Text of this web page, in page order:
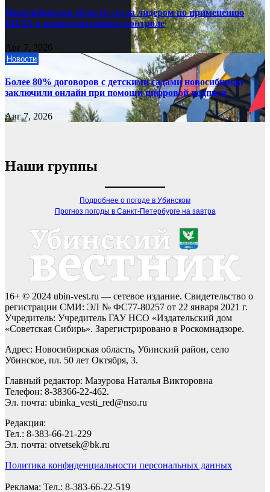
Новосибирская область стала лидером по применению
БПЛА в природоохранном контроле
Авг 7, 2026
Новости
Более 80% договоров с детскими садами новосибирцы
заключили онлайн при помощи цифровой подписи
Авг 7, 2026
Наши группы
Подробнее о погоде в Убинском
Прогноз погоды в Санкт-Петербурге на завтра
16+ © 2024 ubin-vest.ru — сетевое издание. Свидетельство о
регистрации СМИ: ЭЛ № ФС77-80257 от 22 января 2021 г.
Учредитель: Учредитель ГАУ НСО «Издательский дом
«Советская Сибирь». Зарегистрировано в Роскомнадзоре.
Адрес: Новосибирская область, Убинский район, село
Убинское, пл. 50 лет Октября, 3.
Главный редактор: Мазурова Наталья Викторовна
Телефон: 8-38366-22-462.
Эл. почта: ubinka_vesti_red@nso.ru
Редакция:
Тел.: 8-383-66-21-229
Эл. почта: otvetsek@bk.ru
Политика конфиденциальности персональных данных
Реклама: Тел.: 8-383-66-22-519